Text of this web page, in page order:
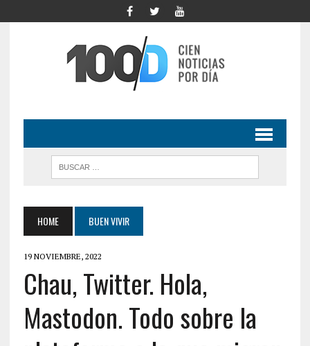
HOME BUEN VIVIR
19 NOVIEMBRE, 2022
Chau, Twitter. Hola,
Mastodon. Todo sobre la